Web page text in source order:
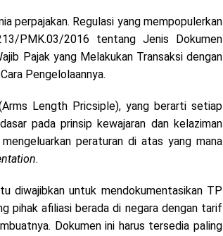
perpajakan. Regulasi yang mempopulerkan
PMK.03/2016 tentang Jenis Dokumen
Pajak yang Melakukan Transaksi dengan
Pengelolaannya.
Length Pricsiple), yang berarti setiap
pada prinsip kewajaran dan kelaziman
peraturan di atas yang mana
.
diwajibkan untuk mendokumentasikan TP
pihak afiliasi berada di negara dengan tarif
Dokumen ini harus tersedia paling